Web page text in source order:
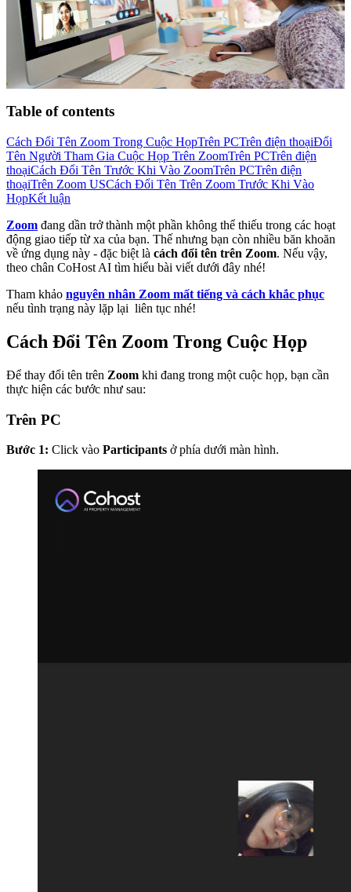
Table of contents
Cách Đổi Tên Zoom Trong Cuộc HọpTrên PCTrên điện thoạiĐổi
Tên Người Tham Gia Cuộc Họp Trên ZoomTrên PCTrên điện
thoạiCách Đổi Tên Trước Khi Vào ZoomTrên PCTrên điện
thoạiTrên Zoom USCách Đổi Tên Trên Zoom Trước Khi Vào
HọpKết luận
Zoom đang dần trở thành một phần không thể thiếu trong các hoạt
động giao tiếp từ xa của bạn. Thế nhưng bạn còn nhiều băn khoăn
về ứng dụng này - đặc biệt là cách đổi tên trên Zoom. Nếu vậy,
theo chân CoHost AI tìm hiểu bài viết dưới đây nhé!
Tham khảo nguyên nhân Zoom mất tiếng và cách khắc phục
nếu tình trạng này lặp lại liên tục nhé!
Cách Đổi Tên Zoom Trong Cuộc Họp
Để thay đổi tên trên Zoom khi đang trong một cuộc họp, bạn cần
thực hiện các bước như sau:
Trên PC
Bước 1: Click vào Participants ở phía dưới màn hình.